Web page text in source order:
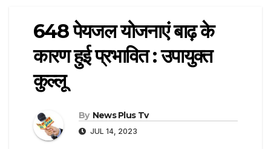
648 पेयजल योजनाएं बाढ़ के
कारण हुई प्रभावित : उपायुक्त
कुल्लू
By News Plus Tv
JUL 14, 2023